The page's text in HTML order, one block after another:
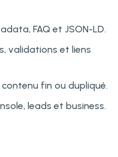
FAQ et JSON-LD.
validations et liens
fin ou dupliqué.
leads et business.